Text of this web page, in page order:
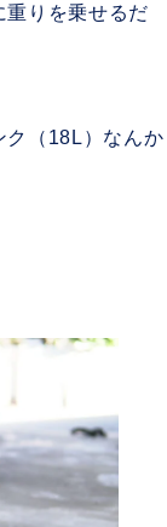
重りを乗せるだ
ク（18L）なんか